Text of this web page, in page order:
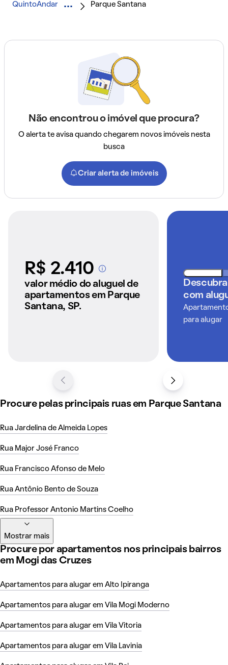
QuintoAndar Parque Santana
Não encontrou o imóvel que procura?
O alerta te avisa quando chegarem novos imóveis nesta
busca
Criar alerta de imóveis
R$ 2.410A partir dos imóveis
anunciados pelo
QuintoAndar
valor médio do aluguel de
apartamentos em Parque
Santana, SP.
com
para alugar
Procure pelas principais ruas em Parque Santana
Rua Jardelina de Almeida Lopes
Rua Major José Franco
Rua Francisco Afonso de Melo
Rua Antônio Bento de Souza
Rua Professor Antonio Martins Coelho
Mostrar mais
Procure por apartamentos nos principais bairros
em Mogi das Cruzes
Apartamentos para alugar em Alto Ipiranga
Apartamentos para alugar em Vila Mogi Moderno
Apartamentos para alugar em Vila Vitoria
Apartamentos para alugar em Vila Lavinia